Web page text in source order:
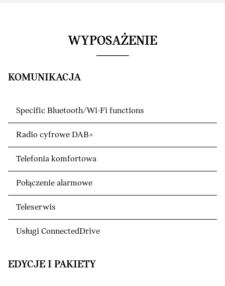
WYPOSAŻENIE
KOMUNIKACJA
Specific Bluetooth/Wi-Fi functions
Radio cyfrowe DAB+
Telefonia komfortowa
Połączenie alarmowe
Teleserwis
Usługi ConnectedDrive
EDYCJE I PAKIETY